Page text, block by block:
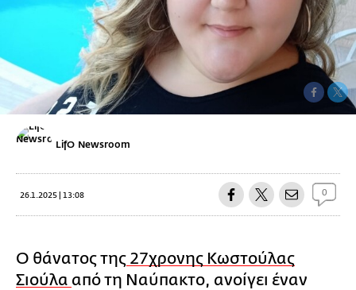
LifO Newsroom
26.1.2025 | 13:08 0
Ο θάνατος της 27χρονης Κωστούλας
Σιούλα από τη Ναύπακτο, ανοίγει έναν